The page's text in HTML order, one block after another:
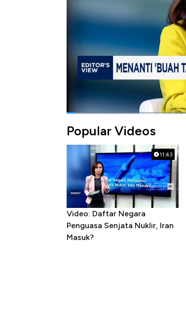
Bagikan:
#prabowo #timur tengah
Popular Videos
11:43
Video: Daftar Negara
Penguasa Senjata Nuklir, Iran
Masuk?